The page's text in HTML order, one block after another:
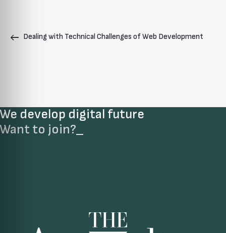
Dealing with Technical Challenges of Web Development
We develop digital future​
Want to join?